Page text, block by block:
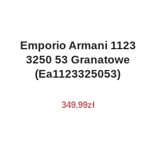
Emporio Armani 1123
3250 53 Granatowe
(Ea1123325053)
349.99zł